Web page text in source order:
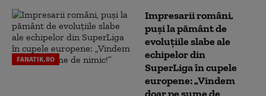
FANATIK.RO
Impresarii români,
puși la pământ de
evoluțiile slabe ale
echipelor din
SuperLiga în cupele
europene: „Vindem
doar pe sume de